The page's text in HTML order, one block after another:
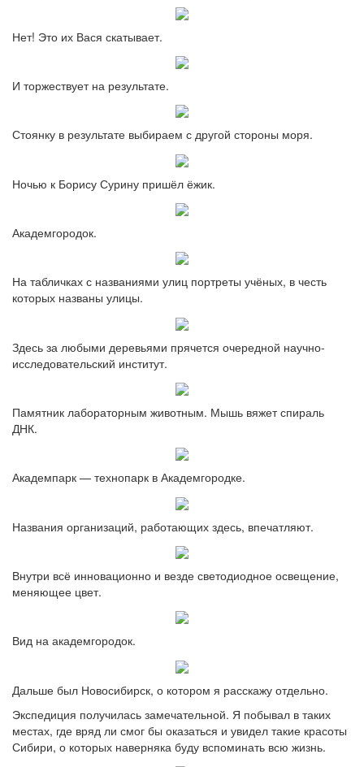
Нет! Это их Вася скатывает.
И торжествует на результате.
Стоянку в результате выбираем с другой стороны моря.
Ночью к Борису Сурину пришёл ёжик.
Академгородок.
На табличках с названиями улиц портреты учёных, в честь
которых названы улицы.
Здесь за любыми деревьями прячется очередной научно-
исследовательский институт.
Памятник лабораторным животным. Мышь вяжет спираль
ДНК.
Академпарк — технопарк в Академгородке.
Названия организаций, работающих здесь, впечатляют.
Внутри всё инновационно и везде светодиодное освещение,
меняющее цвет.
Вид на академгородок.
Дальше был Новосибирск, о котором я расскажу отдельно.
Экспедиция получилась замечательной. Я побывал в таких
местах, где вряд ли смог бы оказаться и увидел такие красоты
Сибири, о которых наверняка буду вспоминать всю жизнь.